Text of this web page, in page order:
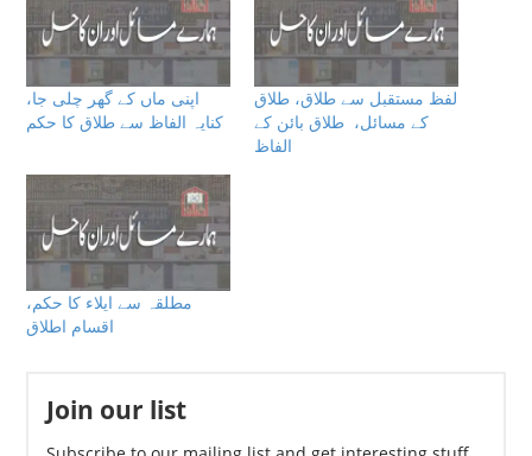
اپنی ماں کے گھر چلی جا،
كنايہ الفاظ سے طلاق كا حكم
لفظ مستقبل سے طلاق، طلاق
كے مسائل، طلاق بائن کے
الفاظ
مطلقہ سے ایلاء کا حکم،
اقسام اطلاق
Join our list